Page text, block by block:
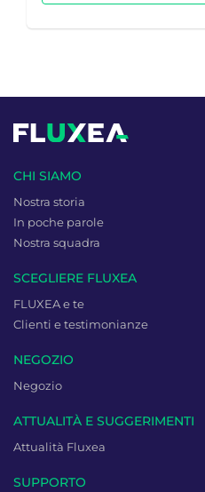
CHI SIAMO
Nostra storia
In poche parole
Nostra squadra
SCEGLIERE FLUXEA
FLUXEA e te
Clienti e testimonianze
NEGOZIO
Negozio
ATTUALITÀ E SUGGERIMENTI
Attualità Fluxea
SUPPORTO